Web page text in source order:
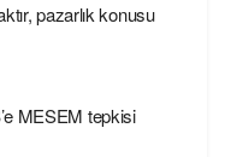
pazarlık konusu
MESEM tepkisi